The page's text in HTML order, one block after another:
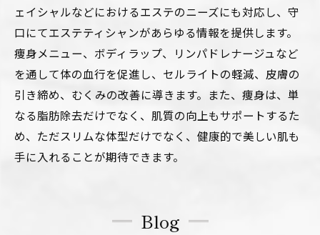
ェイシャルなどにおけるエステのニーズにも対応し、守
口にてエステティシャンがあらゆる情報を提供します。
痩身メニュー、ボディラップ、リンパドレナージュなど
を通して体の血行を促進し、セルライトの軽減、皮膚の
引き締め、むくみの改善に導きます。また、痩身は、単
なる脂肪除去だけでなく、肌質の向上もサポートするた
め、ただスリムな体型だけでなく、健康的で美しい肌も
手に入れることが期待できます。
Blog